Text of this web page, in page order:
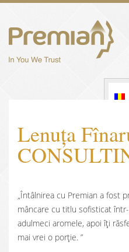
Lenuța
„Întâlnirea cu Premian a fost
mâncare cu titlu sofisticat
adulmeci aromele, apoi îți
mai vrei o porție. ”